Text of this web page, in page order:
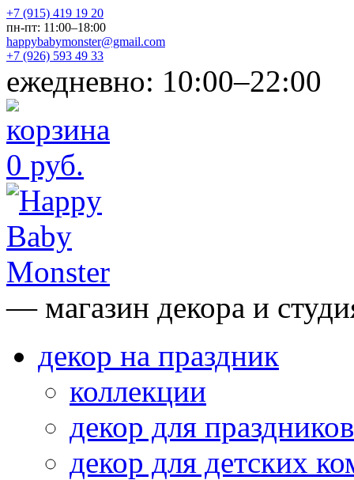
+7 (915) 419 19 20
пн-пт: 11:00–18:00
happybabymonster@gmail.com
+7 (926) 593 49 33
ежедневно: 10:00–22:00
0 руб.
— магазин декора и
декор на праздник
коллекции
декор для праздников
декор для детских